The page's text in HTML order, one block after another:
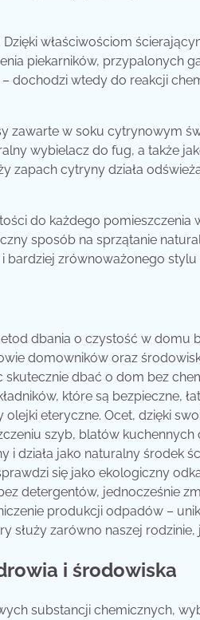
właściwościom
piekarników, przypalonych
dochodzi wtedy do reakcji
zawarte w soku cytrynowym
wybielacz do fug, a także
cytryny działa
do każdego pomieszczenia
sposób na sprzątanie
bardziej zrównoważonego stylu
dbania o czystość w domu
domowników oraz
dbać o dom bez
które są bezpieczne,
eteryczne. Ocet, dzięki
szyb, blatów
i działa jako naturalny środek
się jako ekologiczny
detergentów, jednocześnie
produkcji odpadów –
zarówno naszej rodzinie,
i środowiska
substancji chemicznych,